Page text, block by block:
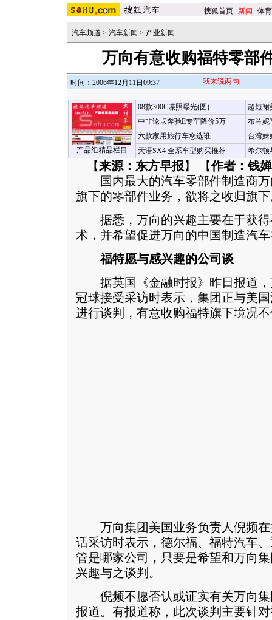
搜狐首页-新闻 -体育
汽车频道 > 汽车新闻 > 产业新闻
万向有意收购福特零部
时间：2006年12月11日09:37 我来说两句
产品组精品栏目
08款300C谍照曝光(图)
中非论坛奔驰E专车降价5万
六款家用旅行车您选谁
天语SX4 全系车型购买推荐
超短裙
布兰妮
台湾妹
希尔顿
【来源：东方早报 】 【作者：钱
国内最大的汽车零部件制造商万
旗下的零部件业务，欲将之收归旗
据悉，万向的兴趣主要在于获得
术，并希望促进万向的中国制造汽
福特愿与感兴趣的公司谈
据英国《金融时报》昨日报道，
冠球接受采访时表示，集团正与美
进行谈判，有意收购福特旗下境况
万向集团美国业务负责人倪频在
话采访时表示，德尔福、福特汽车
管是哪家公司，只要是希望和万向
兴趣与之谈判。
倪频不愿否认或证实有关万向集
报道。有报道称，此次谈判主要针